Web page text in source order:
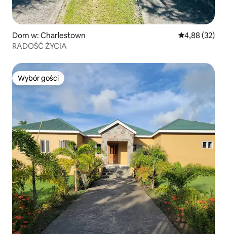
Dom w: Charlestown Średnia
4,88 (32)
RADOŚĆ ŻYCIA
Wybór gości
Wybór gości